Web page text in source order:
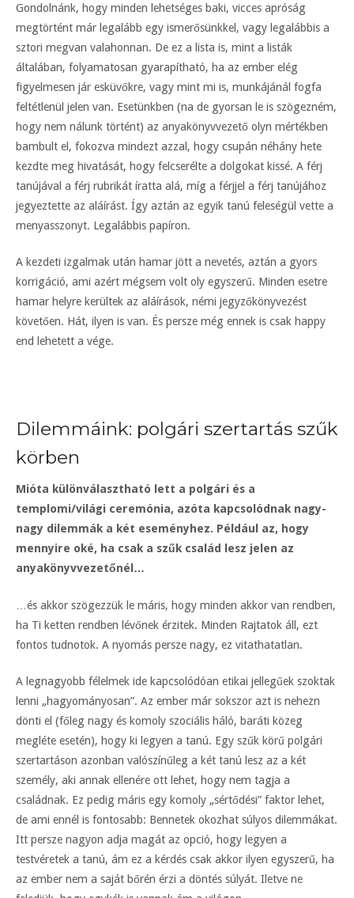
Gondolnánk, hogy minden lehetséges baki, vicces apróság
megtörtént már legalább egy ismerősünkkel, vagy legalábbis a
sztori megvan valahonnan. De ez a lista is, mint a listák
általában, folyamatosan gyarapítható, ha az ember elég
figyelmesen jár esküvőkre, vagy mint mi is, munkájánál fogfa
feltétlenül jelen van. Esetünkben (na de gyorsan le is szögezném,
hogy nem nálunk történt) az anyakönyvvezető olyn mértékben
bambult el, fokozva mindezt azzal, hogy csupán néhány hete
kezdte meg hivatását, hogy felcserélte a dolgokat kissé. A férj
tanújával a férj rubrikát íratta alá, míg a férjjel a férj tanújához
jegyeztette az aláírást. Így aztán az egyik tanú feleségül vette a
menyasszonyt. Legalábbis papíron.
A kezdeti izgalmak után hamar jött a nevetés, aztán a gyors
korrigáció, ami azért mégsem volt oly egyszerű. Minden esetre
hamar helyre kerültek az aláírások, némi jegyzőkönyvezést
követően. Hát, ilyen is van. És persze még ennek is csak happy
end lehetett a vége.
Dilemmáink: polgári szertartás szűk
körben
Mióta különválasztható lett a polgári és a
templomi/világi ceremónia, azóta kapcsolódnak nagy-
nagy dilemmák a két eseményhez. Például az, hogy
mennyire oké, ha csak a szűk család lesz jelen az
anyakönyvvezetőnél…
…és akkor szögezzük le máris, hogy minden akkor van rendben,
ha Ti ketten rendben lévőnek érzitek. Minden Rajtatok áll, ezt
fontos tudnotok. A nyomás persze nagy, ez vitathatatlan.
A legnagyobb félelmek ide kapcsolódóan etikai jellegűek szoktak
lenni „hagyományosan”. Az ember már sokszor azt is nehezn
dönti el (főleg nagy és komoly szociális háló, baráti közeg
megléte esetén), hogy ki legyen a tanú. Egy szűk körű polgári
szertartáson azonban valószínűleg a két tanú lesz az a két
személy, aki annak ellenére ott lehet, hogy nem tagja a
családnak. Ez pedig máris egy komoly „sértődési” faktor lehet,
de ami ennél is fontosabb: Bennetek okozhat súlyos dilemmákat.
Itt persze nagyon adja magát az opció, hogy legyen a
testvéretek a tanú, ám ez a kérdés csak akkor ilyen egyszerű, ha
az ember nem a saját bőrén érzi a döntés súlyát. Iletve ne